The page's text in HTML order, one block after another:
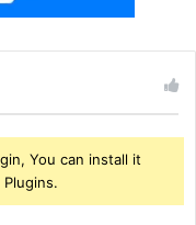
You can install it